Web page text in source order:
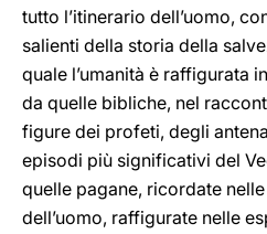
tutto l’itinerario dell’uomo,
salienti della storia della
quale l’umanità è raffigurata
da quelle bibliche, nel
figure dei profeti, degli
episodi più significativi del
quelle pagane, ricordate
dell’uomo, raffigurate nelle